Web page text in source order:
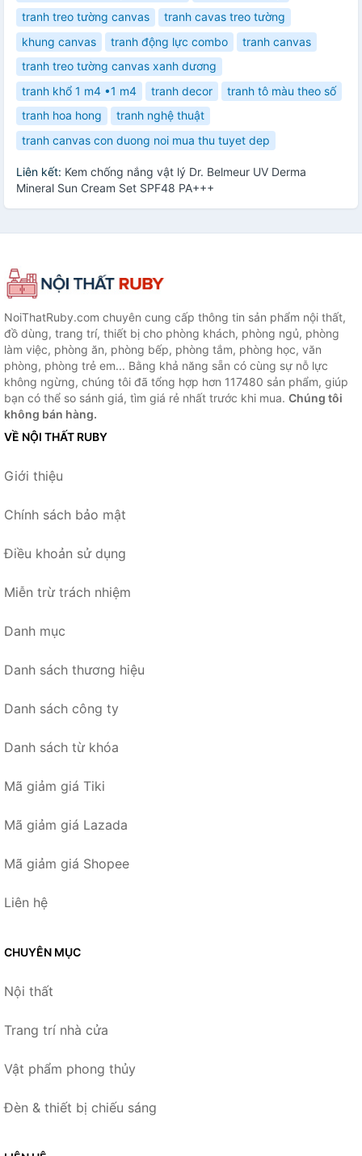
tranh treo tường canvas
tranh cavas treo tường
khung canvas
tranh động lực combo
tranh canvas
tranh treo tường canvas xanh dương
tranh khổ 1 m4 •1 m4
tranh decor
tranh tô màu theo số
tranh hoa hong
tranh nghệ thuật
tranh canvas con duong noi mua thu tuyet dep
Liên kết: Kem chống nắng vật lý Dr. Belmeur UV Derma
Mineral Sun Cream Set SPF48 PA+++
NoiThatRuby.com chuyên cung cấp thông tin sản phẩm nội thất,
đồ dùng, trang trí, thiết bị cho phòng khách, phòng ngủ, phòng
làm việc, phòng ăn, phòng bếp, phòng tắm, phòng học, văn
phòng, phòng trẻ em... Bằng khả năng sẵn có cùng sự nỗ lực
không ngừng, chúng tôi đã tổng hợp hơn 117480 sản phẩm, giúp
bạn có thể so sánh giá, tìm giá rẻ nhất trước khi mua. Chúng tôi
không bán hàng.
VỀ NỘI THẤT RUBY
Giới thiệu
Chính sách bảo mật
Điều khoản sử dụng
Miễn trừ trách nhiệm
Danh mục
Danh sách thương hiệu
Danh sách công ty
Danh sách từ khóa
Mã giảm giá Tiki
Mã giảm giá Lazada
Mã giảm giá Shopee
Liên hệ
CHUYÊN MỤC
Nội thất
Trang trí nhà cửa
Vật phẩm phong thủy
Đèn & thiết bị chiếu sáng